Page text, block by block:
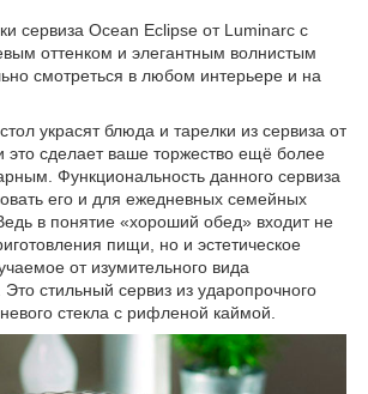
сервиза Ocean Eclipse от Luminarc с
оттенком и элегантным волнистым
смотреться в любом интерьере и на
украсят блюда и тарелки из сервиза от
это сделает ваше торжество ещё более
Функциональность данного сервиза
его и для ежедневных семейных
в понятие «хороший обед» входит не
пищи, но и эстетическое
от изумительного вида
стильный сервиз из ударопрочного
стекла с рифленой каймой.